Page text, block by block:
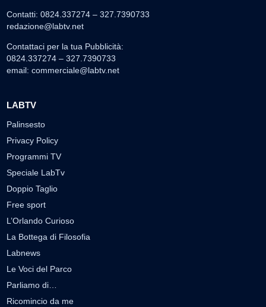
Contatti: 0824.337274 – 327.7390733
redazione@labtv.net
Contattaci per la tua Pubblicità:
0824.337274 – 327.7390733
email: commerciale@labtv.net
LABTV
Palinsesto
Privacy Policy
Programmi TV
Speciale LabTv
Doppio Taglio
Free sport
L’Orlando Curioso
La Bottega di Filosofia
Labnews
Le Voci del Parco
Parliamo di…
Ricomincio da me